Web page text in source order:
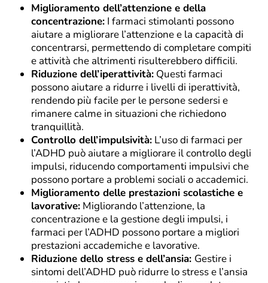
Miglioramento dell’attenzione e della
concentrazione: I farmaci stimolanti possono
aiutare a migliorare l’attenzione e la capacità di
concentrarsi, permettendo di completare compiti
e attività che altrimenti risulterebbero difficili.
Riduzione dell’iperattività: Questi farmaci
possono aiutare a ridurre i livelli di iperattività,
rendendo più facile per le persone sedersi e
rimanere calme in situazioni che richiedono
tranquillità.
Controllo dell’impulsività: L’uso di farmaci per
l’ADHD può aiutare a migliorare il controllo degli
impulsi, riducendo comportamenti impulsivi che
possono portare a problemi sociali o accademici.
Miglioramento delle prestazioni scolastiche e
lavorative: Migliorando l’attenzione, la
concentrazione e la gestione degli impulsi, i
farmaci per l’ADHD possono portare a migliori
prestazioni accademiche e lavorative.
Riduzione dello stress e dell’ansia: Gestire i
sintomi dell’ADHD può ridurre lo stress e l’ansia